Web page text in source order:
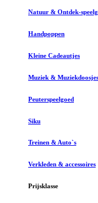
Natuur & Ontdek-
Handpoppen
Kleine Cadeautjes
Muziek & Muziekdoosjes
Peuterspeelgoed
Siku
Treinen & Auto`s
Verkleden & accessoires
Prijsklasse